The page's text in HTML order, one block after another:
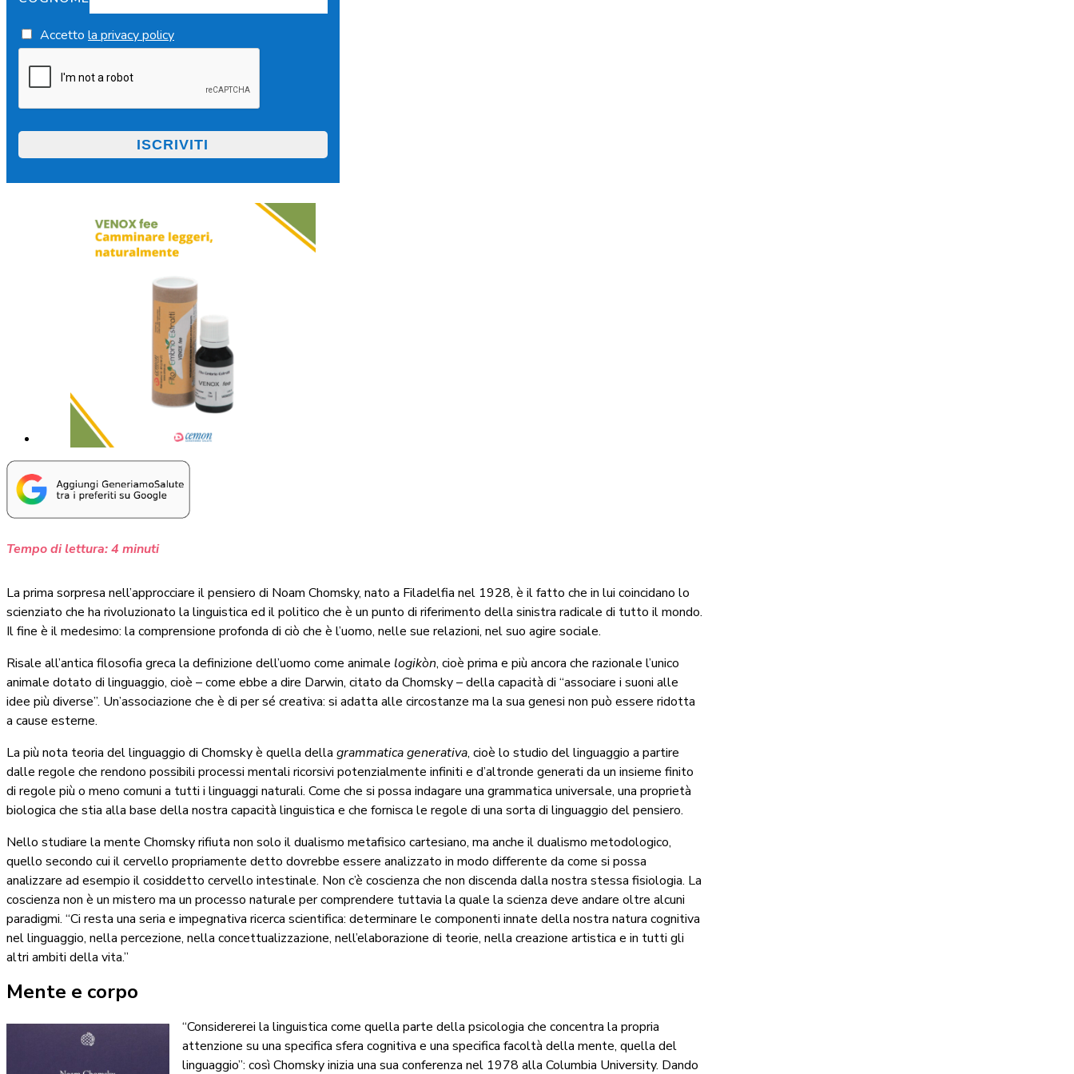
Accetto la privacy policy
Tempo di lettura:4 minuti
La prima sorpresa nell’approcciare il pensiero di Noam Chomsky, nato a Filadelfia nel 1928, è il fatto che in lui coincidano lo
scienziato che ha rivoluzionato la linguistica ed il politico che è un punto di riferimento della sinistra radicale di tutto il mondo.
Il fine è il medesimo: la comprensione profonda di ciò che è l’uomo, nelle sue relazioni, nel suo agire sociale.
Risale all’antica filosofia greca la definizione dell’uomo come animale logikòn, cioè prima e più ancora che razionale l’unico
animale dotato di linguaggio, cioè – come ebbe a dire Darwin, citato da Chomsky – della capacità di “associare i suoni alle
idee più diverse”. Un’associazione che è di per sé creativa: si adatta alle circostanze ma la sua genesi non può essere ridotta
a cause esterne.
La più nota teoria del linguaggio di Chomsky è quella della grammatica generativa, cioè lo studio del linguaggio a partire
dalle regole che rendono possibili processi mentali ricorsivi potenzialmente infiniti e d’altronde generati da un insieme finito
di regole più o meno comuni a tutti i linguaggi naturali. Come che si possa indagare una grammatica universale, una proprietà
biologica che stia alla base della nostra capacità linguistica e che fornisca le regole di una sorta di linguaggio del pensiero.
Nello studiare la mente Chomsky rifiuta non solo il dualismo metafisico cartesiano, ma anche il dualismo metodologico,
quello secondo cui il cervello propriamente detto dovrebbe essere analizzato in modo differente da come si possa
analizzare ad esempio il cosiddetto cervello intestinale. Non c’è coscienza che non discenda dalla nostra stessa fisiologia. La
coscienza non è un mistero ma un processo naturale per comprendere tuttavia la quale la scienza deve andare oltre alcuni
paradigmi. “Ci resta una seria e impegnativa ricerca scientifica: determinare le componenti innate della nostra natura cognitiva
nel linguaggio, nella percezione, nella concettualizzazione, nell’elaborazione di teorie, nella creazione artistica e in tutti gli
altri ambiti della vita.”
Mente e corpo
“Considererei la linguistica come quella parte della psicologia che concentra la propria
attenzione su una specifica sfera cognitiva e una specifica facoltà della mente, quella del
linguaggio”: così Chomsky inizia una sua conferenza nel 1978 alla Columbia University. Dando